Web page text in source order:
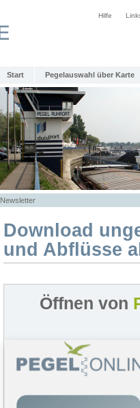
Hilfe
Start Pegelauswahl über Karte
Newsletter
Download
und Abflüsse
Öffnen von